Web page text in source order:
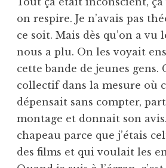
on respire. Je n’avais pas
ce soit. Mais dès qu’on a vu
nous a plu. On les voyait
cette bande de jeunes gens.
collectif dans la mesure où
dépensait sans compter,
montage et donnait son
chapeau parce que j’étais
des films et qui voulait les